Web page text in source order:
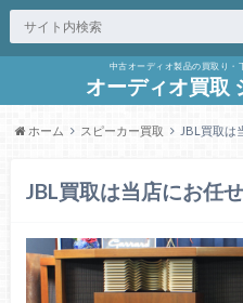
中古オーディオ製品の買取り・
オーディオ買取
ホーム スピーカー買取 JBL買取は
JBL買取は当店にお任